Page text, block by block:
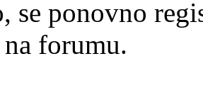
se ponovno
forumu.